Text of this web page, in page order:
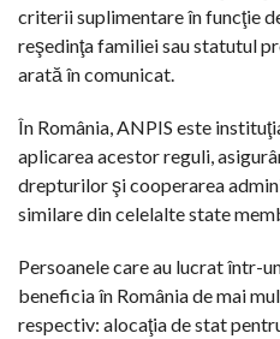
criterii suplimentare în funcţie
reşedinţa familiei sau statutul
arată în comunicat.
În România, ANPIS este
aplicarea acestor reguli,
drepturilor şi cooperarea
similare din celelalte state
Persoanele care au lucrat într-
beneficia în România de mai
respectiv: alocaţia de stat